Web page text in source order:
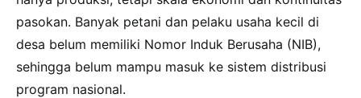
pasokan. Banyak petani dan pelaku usaha kecil di
desa belum memiliki Nomor Induk Berusaha (NIB),
sehingga belum mampu masuk ke sistem distribusi
program nasional.